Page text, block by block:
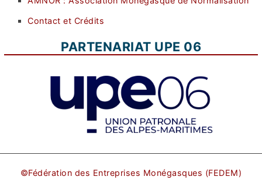
Contact et Crédits
PARTENARIAT UPE 06
©Fédération des Entreprises Monégasques (FEDEM)